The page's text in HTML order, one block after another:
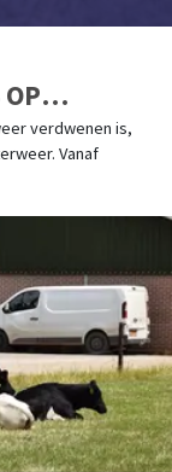
verdwenen is,
Vanaf